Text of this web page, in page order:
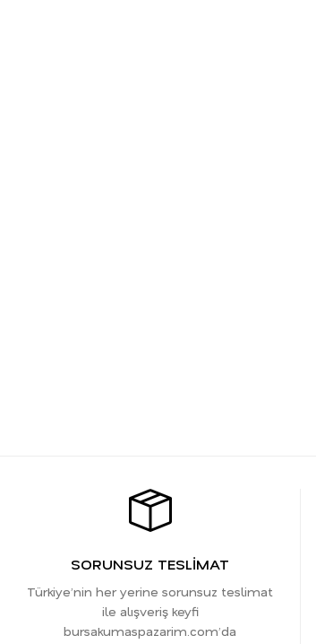
SORUNSUZ TESLİMAT
Türkiye’nin her yerine sorunsuz teslimat
ile alışveriş keyfi
bursakumaspazarim.com’da